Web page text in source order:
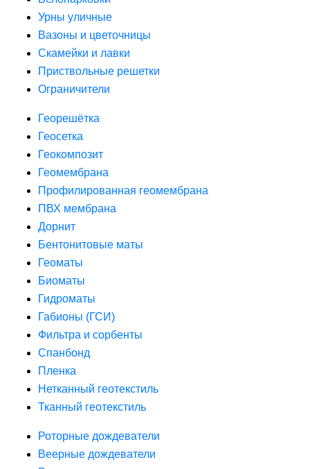
Урны уличные
Вазоны и цветочницы
Скамейки и лавки
Приствольные решетки
Ограничители
Георешётка
Геосетка
Геокомпозит
Геомембрана
Профилированная геомембрана
ПВХ мембрана
Дорнит
Бентонитовые маты
Геоматы
Биоматы
Гидроматы
Габионы (ГСИ)
Фильтра и сорбенты
Спанбонд
Пленка
Нетканный геотекстиль
Тканный геотекстиль
Роторные дождеватели
Веерные дождеватели